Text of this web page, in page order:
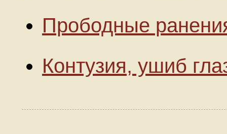
Прободные
Контузия, ушиб